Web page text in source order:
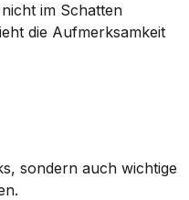
im Schatten
die Aufmerksamkeit
sondern auch wichtige